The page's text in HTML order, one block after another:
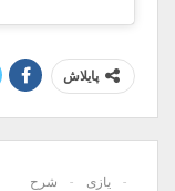
پایلاش
یازی شرح